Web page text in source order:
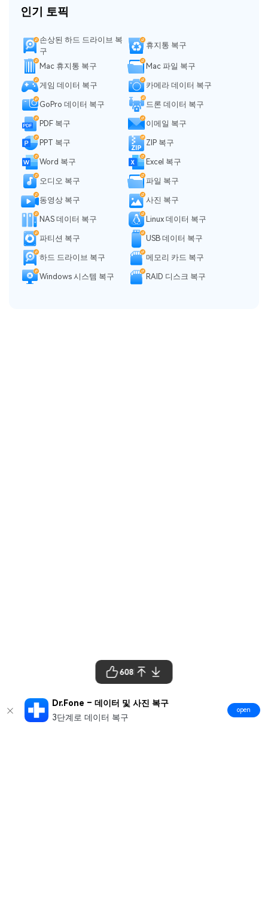
인기 토픽
손상된 하드 드라이브 복
구
휴지통 복구
Mac 휴지통 복구 Mac 파일 복구
게임 데이터 복구 카메라 데이터 복구
GoPro 데이터 복구 드론 데이터 복구
PDF 복구 이메일 복구
PPT 복구 ZIP 복구
Word 복구 Excel 복구
오디오 복구 파일 복구
동영상 복구 사진 복구
NAS 데이터 복구 Linux 데이터 복구
파티션 복구 USB 데이터 복구
하드 드라이브 복구 메모리 카드 복구
Windows 시스템 복구 RAID 디스크 복구
608
Dr.Fone – 데이터 및 사진 복구
3단계로 데이터 복구
open